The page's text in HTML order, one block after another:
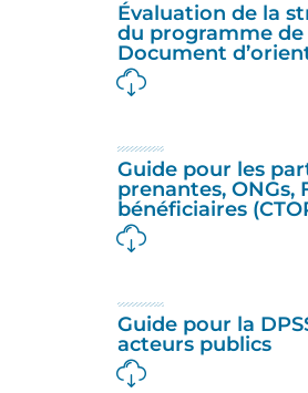
Évaluation de la
du programme de
Document
Guide pour les
prenantes, ONGs,
bénéficiaires
Guide pour la
acteurs publics